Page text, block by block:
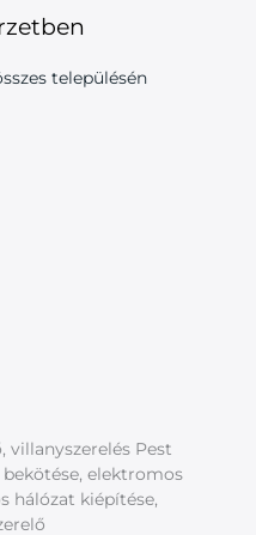
településén
villanyszerelés Pest
elektromos
hálózat kiépítése,